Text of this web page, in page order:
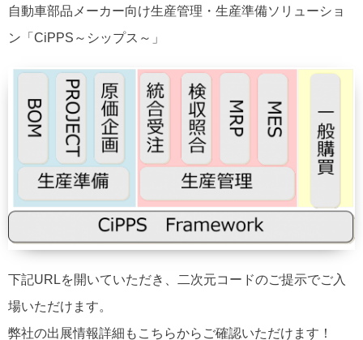
自動車部品メーカー向け生産管理・生産準備ソリューショ
ン「CiPPS～シップス～」
下記URLを開いていただき、二次元コードのご提示でご入
場いただけます。
弊社の出展情報詳細もこちらからご確認いただけます！